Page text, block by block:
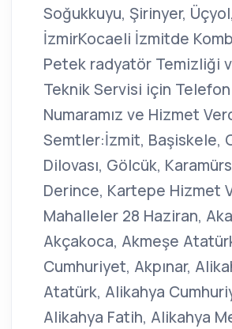
Soğukkuyu, Şirinyer, Üçyol,
İzmirKocaeli İzmitde
Petek radyatör Temizliği
Teknik Servisi için Telefon
Numaramız ve Hizmet
Semtler:İzmit, Başiskele,
Dilovası, Gölcük,
Derince, Kartepe Hizmet
Mahalleler 28 Haziran,
Akçakoca, Akmeşe
Cumhuriyet, Akpınar,
Atatürk, Alikahya
Alikahya Fatih, Alikahya